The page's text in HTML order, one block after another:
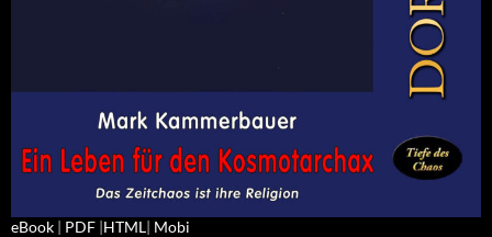
eBook | PDF |HTML| Mobi